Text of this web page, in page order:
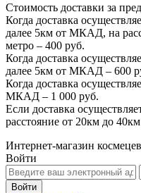
Стоимость доставки за
Когда доставка
далее 5км от МКАД, на
метро – 400 руб.
Когда доставка
далее 5км от МКАД – 600
Когда доставка
МКАД – 1 000 руб.
Если доставка
расстояние от 20км до
Интернет-магазин
Войти